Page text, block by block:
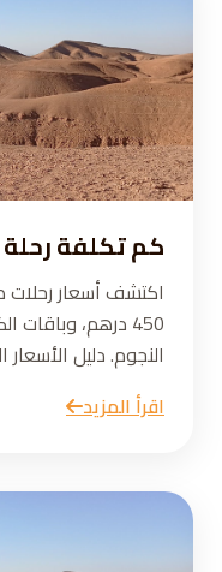
كم تكلفة
اكتشف أسعار رحلات
450 درهم،
النجوم. دليل الأسعار
اقرأ المزيد